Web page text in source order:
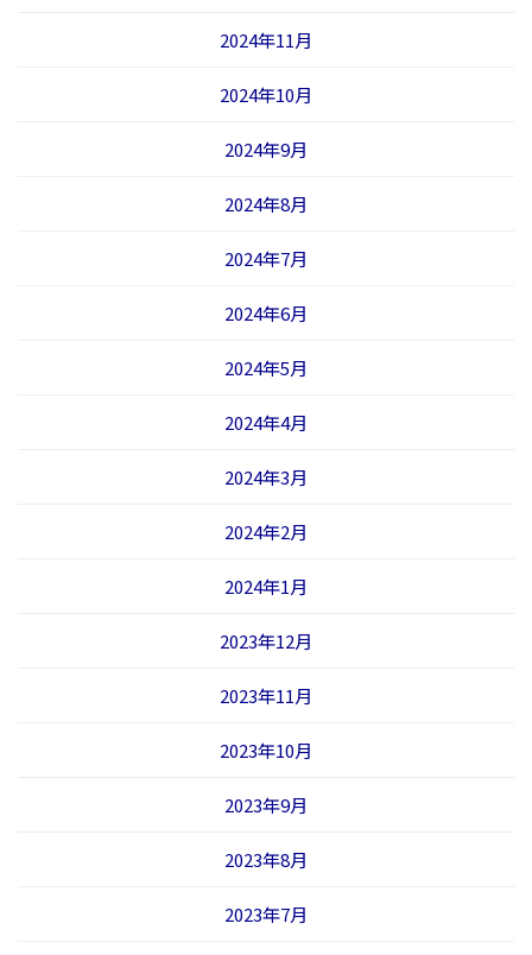
2024年11月
2024年10月
2024年9月
2024年8月
2024年7月
2024年6月
2024年5月
2024年4月
2024年3月
2024年2月
2024年1月
2023年12月
2023年11月
2023年10月
2023年9月
2023年8月
2023年7月